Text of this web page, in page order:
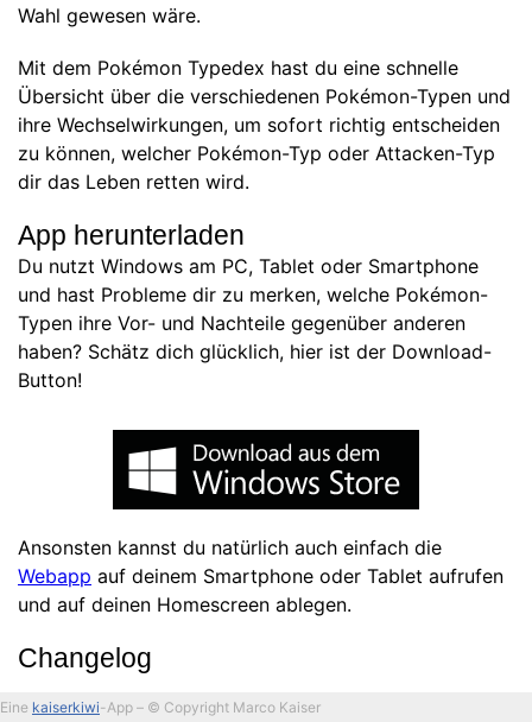
Wahl gewesen wäre.
Mit dem Pokémon Typedex hast du eine schnelle
Übersicht über die verschiedenen Pokémon-Typen und
ihre Wechselwirkungen, um sofort richtig entscheiden
zu können, welcher Pokémon-Typ oder Attacken-Typ
dir das Leben retten wird.
App herunterladen
Du nutzt Windows am PC, Tablet oder Smartphone
und hast Probleme dir zu merken, welche Pokémon-
Typen ihre Vor- und Nachteile gegenüber anderen
haben? Schätz dich glücklich, hier ist der Download-
Button!
Ansonsten kannst du natürlich auch einfach die
Webapp auf deinem Smartphone oder Tablet aufrufen
und auf deinen Homescreen ablegen.
Changelog
Eine kaiserkiwi-App – © Copyright Marco Kaiser